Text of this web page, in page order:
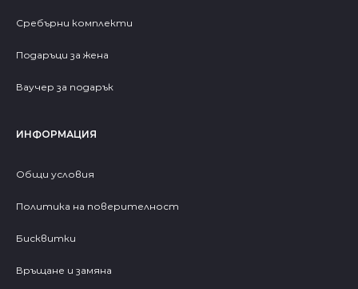
Сребърни комплекти
Подаръци за жена
Ваучер за подарък
ИНФОРМАЦИЯ
Общи условия
Политика на поверителност
Бисквитки
Връщане и замяна